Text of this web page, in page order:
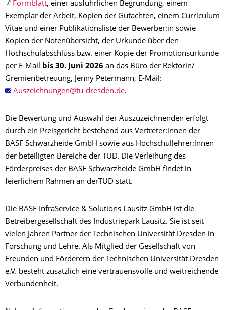
Formblatt, einer ausführlichen Begründung, einem
Exemplar der Arbeit, Kopien der Gutachten, einem Curriculum
Vitae und einer Publikationsliste der Bewerber:in sowie
Kopien der Notenübersicht, der Urkunde über den
Hochschulabschluss bzw. einer Kopie der Promotionsurkunde
per E-Mail bis 30. Juni 2026 an das Büro der Rektorin/
Gremienbetreuung, Jenny Petermann, E-Mail:
.
Die Bewertung und Auswahl der Auszuzeichnenden erfolgt
durch ein Preisgericht bestehend aus Vertreter:innen der
BASF Schwarzheide GmbH sowie aus Hochschullehrer:lnnen
der beteiligten Bereiche der TUD. Die Verleihung des
Förderpreises der BASF Schwarzheide GmbH findet in
feierlichem Rahmen an derTUD statt.
Die BASF InfraService & Solutions Lausitz GmbH ist die
Betreibergesellschaft des Industriepark Lausitz. Sie ist seit
vielen Jahren Partner der Technischen Universität Dresden in
Forschung und Lehre. Als Mitglied der Gesellschaft von
Freunden und Förderern der Technischen Universität Dresden
e.V. besteht zusätzlich eine vertrauensvolle und weitreichende
Verbundenheit.